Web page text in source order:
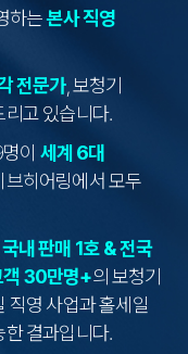
하는본사 직영
전문가, 보청기
고 있습니다.
이 세계 6대
브히어링에서 모두
내 판매 1호 & 전국
객 30만명+의 보청기
직영 사업과 홀세일
결과입니다.